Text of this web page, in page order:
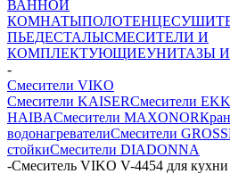
ВАННОЙ
КОМНАТЫ
ПЬЕДЕСТАЛЫСМЕСИТЕЛИ И
КОМПЛЕКТУЮЩИЕУНИТАЗЫ
-
Смесители VIKO
Смесители KAISERСмесители
HAIBAСмесители MAXONOR
водонагревателиСмесители
стойкиСмесители DIADONNA
-Смеситель VIKO V-4454 для кухни